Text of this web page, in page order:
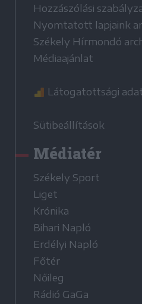
Hozzászólási
Nyomtatott lapjaink
Székely Hírmondó
Médiaajánlat
Látogatottsági
Sütibeállítások
Médiatér
Székely Sport
Liget
Krónika
Bihari Napló
Erdélyi Napló
Főtér
Nőileg
Rádió GaGa